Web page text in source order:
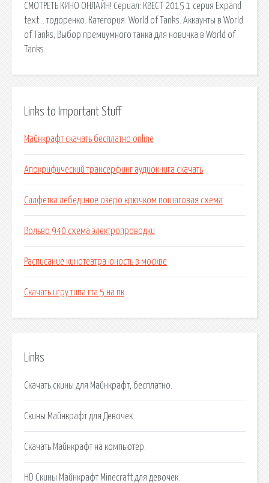
СМОТРЕТЬ КИНО ОНЛАЙН! Сериал: КВЕСТ 2015 1 серия Expand
text… тодоренко. Категория: World of Tanks. Аккаунты в World
of Tanks; Выбор премиумного танка для новичка в World of
Tanks.
Links to Important Stuff
Майнкрафт скачать бесплатно online
Апокрифический трансерфинг аудиокнига скачать
Салфетка лебединое озеро крючком пошаговая схема
Вольво 940 схема электропроводки
Расписание кинотеатра юность в москве
Скачать игру типа гта 5 на пк
Links
Скачать скины для Майнкрафт, бесплатно.
Скины Майнкрафт для Девочек.
Скачать Майнкрафт на компьютер.
HD Скины Майнкрафт Minecraft для девочек.